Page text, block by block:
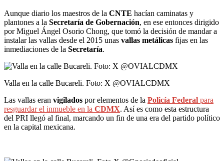
Aunque diario los maestros de la CNTE hacían caminatas y
plantones a la Secretaría de Gobernación, en ese entonces dirigido
por Miguel Ángel Osorio Chong, que tomó la decisión de mandar a
instalar las vallas desde el 2015 unas vallas metálicas fijas en las
inmediaciones de la Secretaría.
Valla en la calle Bucareli. Foto: X @OVIALCDMX
Las vallas eran vigilados por elementos de la Policía Federal para
resguardar el inmueble en la CDMX. Así es como esta estructura
del PRI llegó al final, marcando un fin de una era del partido político
en la capital mexicana.